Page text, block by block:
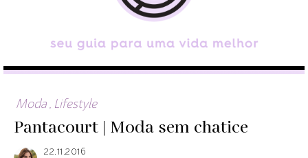
Moda Lifestyle
Pantacourt | Moda sem chatice
22.11.2016